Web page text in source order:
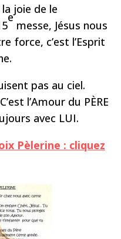
joie de le
e
messe, Jésus nous
force, c’est l’Esprit
pas au ciel.
l’Amour du PÈRE
avec LUI.
Pèlerine : cliquez